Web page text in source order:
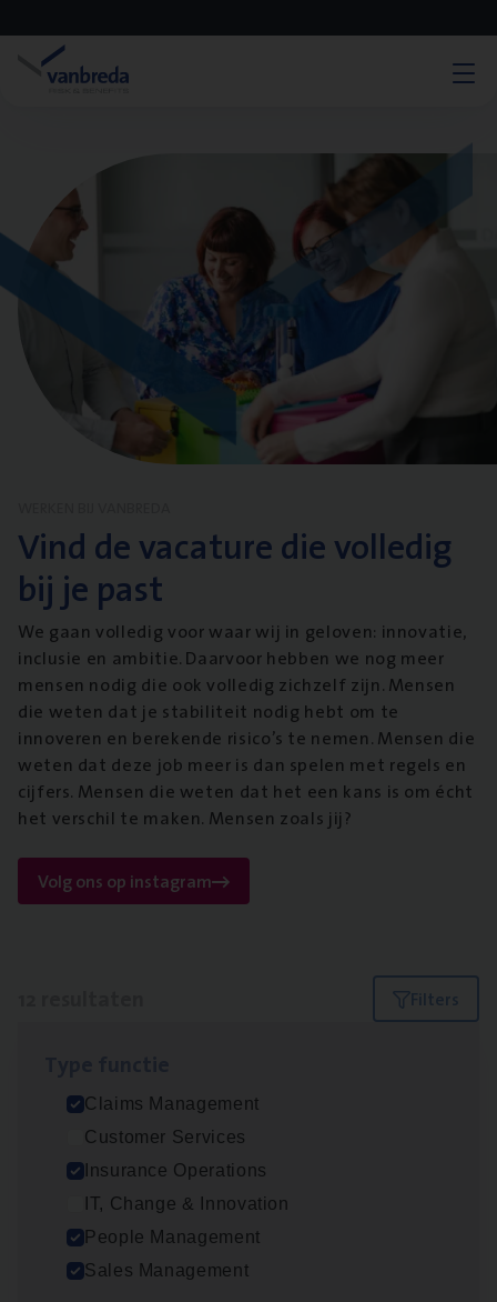
Vind de vacature die volledig
bij je past
We gaan volledig voor waar wij in geloven: innovatie,
inclusie en ambitie. Daarvoor hebben we nog meer
mensen nodig die ook volledig zichzelf zijn. Mensen
die weten dat je stabiliteit nodig hebt om te
innoveren en berekende risico’s te nemen. Mensen die
weten dat deze job meer is dan spelen met regels en
cijfers. Mensen die weten dat het een kans is om écht
het verschil te maken. Mensen zoals jij?
Volg ons op instagram
Filters
Claims Management
Customer Services
Insurance Operations
IT, Change & Innovation
People Management
Sales Management
Dos­sier­be­heer­der ver­ze­ke­rin­gen — Soci­al
Pro­fit en Public
Insurance Operations
Antwerpen